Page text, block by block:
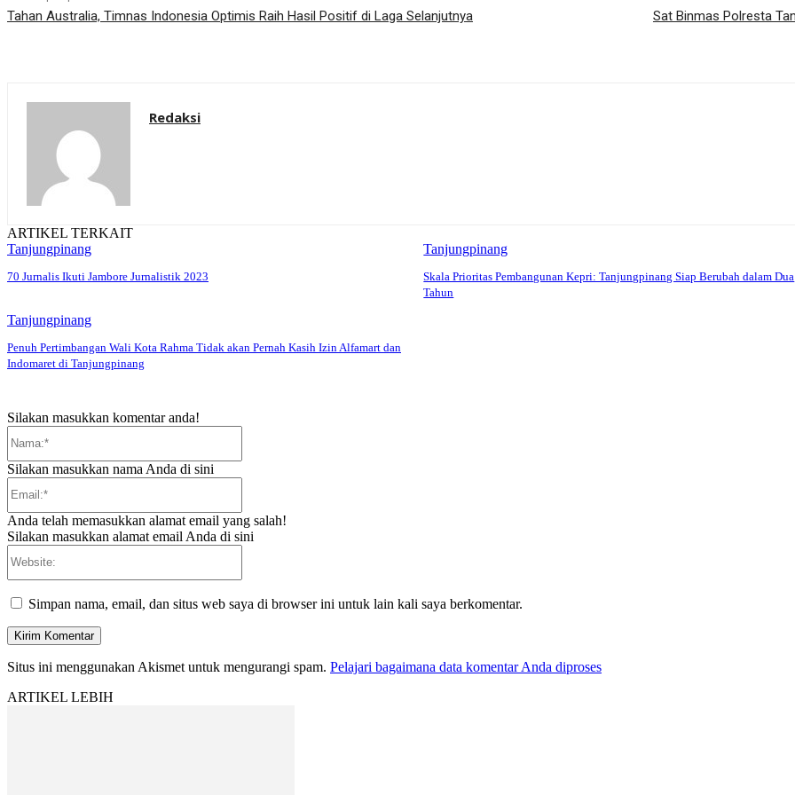
Tahan Australia, Timnas Indonesia Optimis Raih Hasil Positif di Laga Selanjutnya
Sat Binmas Polresta
Redaksi
ARTIKEL TERKAIT
Tanjungpinang
70 Jurnalis Ikuti Jambore Jurnalistik 2023
Tanjungpinang
Skala Prioritas Pembangunan Kepri: Tanjungpinang Siap Berubah dalam Dua
Tahun
Tanjungpinang
Penuh Pertimbangan Wali Kota Rahma Tidak akan Pernah Kasih Izin Alfamart dan
Indomaret di Tanjungpinang
Silakan masukkan komentar anda!
Silakan masukkan nama Anda di sini
Anda telah memasukkan alamat email yang salah!
Silakan masukkan alamat email Anda di sini
Simpan nama, email, dan situs web saya di browser ini untuk lain kali saya berkomentar.
Situs ini menggunakan Akismet untuk mengurangi spam. Pelajari bagaimana data komentar Anda diproses
ARTIKEL LEBIH